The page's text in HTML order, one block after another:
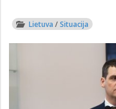
Lietuva /Situacija